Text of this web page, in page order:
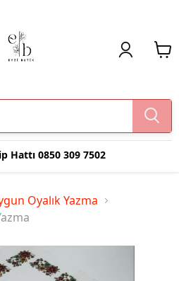
Hattı 0850 309 7502
Oyalık Yazma